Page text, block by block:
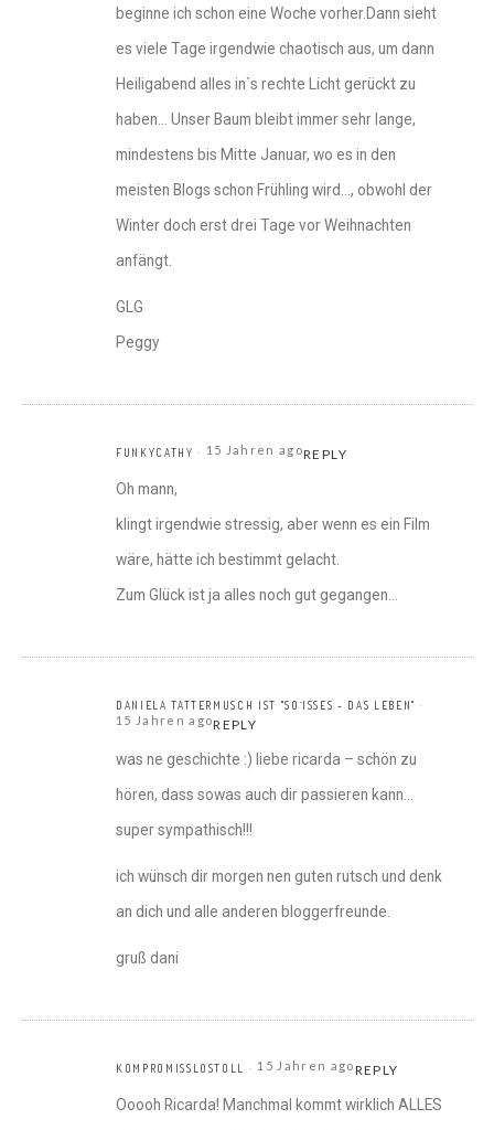
beginne ich schon eine Woche vorher.Dann sieht
es viele Tage irgendwie chaotisch aus, um dann
Heiligabend alles in`s rechte Licht gerückt zu
haben… Unser Baum bleibt immer sehr lange,
mindestens bis Mitte Januar, wo es in den
meisten Blogs schon Frühling wird…, obwohl der
Winter doch erst drei Tage vor Weihnachten
anfängt.
GLG
Peggy
FUNKYCATHY 15 Jahren agoREPLY
Oh mann,
klingt irgendwie stressig, aber wenn es ein Film
wäre, hätte ich bestimmt gelacht.
Zum Glück ist ja alles noch gut gegangen…
DANIELA TATTERMUSCH IST "SO`ISSES - DAS LEBEN"
15 Jahren agoREPLY
was ne geschichte :) liebe ricarda – schön zu
hören, dass sowas auch dir passieren kann…
super sympathisch!!!
ich wünsch dir morgen nen guten rutsch und denk
an dich und alle anderen bloggerfreunde.
gruß dani
KOMPROMISSLOSTOLL 15 Jahren agoREPLY
Ooooh Ricarda! Manchmal kommt wirklich ALLES